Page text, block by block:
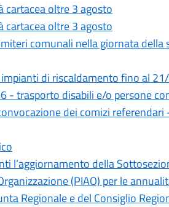
cartacea oltre 3 agosto
cartacea oltre 3 agosto
comunali nella giornata della
di riscaldamento fino al
- trasporto disabili e/o persone
dei comizi
l’aggiornamento della
(PIAO) per le
Regionale e del Consiglio